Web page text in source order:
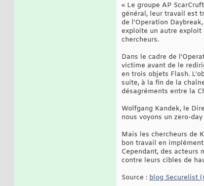
« Le groupe AP
général, leur travail est
de l'Operation
exploite un autre exploit
chercheurs.
Dans le cadre de
victime avant de le
en trois objets Flash.
suite, à la fin de la
désagréments entre la
Wolfgang Kandek, le
nous voyons un zero-
Mais les chercheurs de
bon travail en
Cependant, des acteurs
contre leurs cibles de
Source : blog Securelist